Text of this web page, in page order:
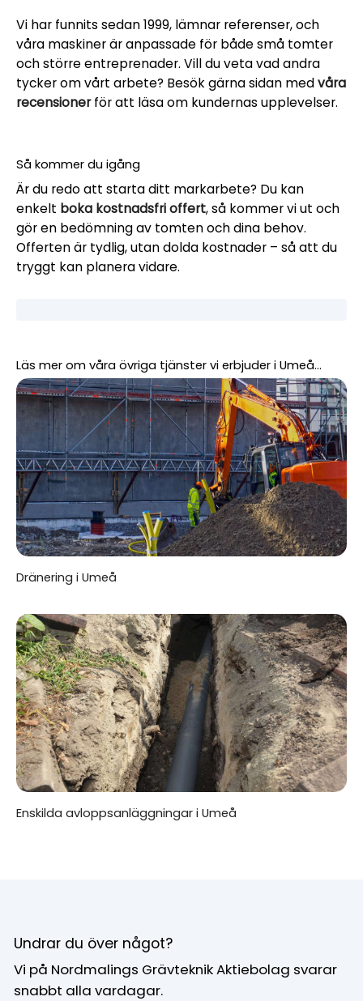
Vi har funnits sedan 1999, lämnar referenser, och
våra maskiner är anpassade för både små tomter
och större entreprenader. Vill du veta vad andra
tycker om vårt arbete? Besök gärna sidan medvåra
recensionerför att läsa om kundernas upplevelser.
Så kommer du igång
Är du redo att starta ditt markarbete? Du kan
enkelt boka kostnadsfri offert, så kommer vi ut och
gör en bedömning av tomten och dina behov.
Offerten är tydlig, utan dolda kostnader – så att du
tryggt kan planera vidare.
Läs mer om våra övriga tjänster vi erbjuder i Umeå...
Dränering i Umeå
Enskilda avloppsanläggningar i Umeå
Undrar du över något?
Vi på Nordmalings Grävteknik Aktiebolag svarar
snabbt alla vardagar.